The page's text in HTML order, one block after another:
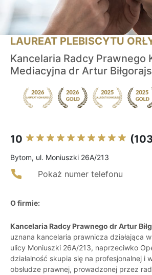
LAUREAT PLEBISCYTU
Kancelaria Radcy Prawnego
Mediacyjna dr Artur
10
Bytom, ul. Moniuszki 26A/213
Pokaż numer telefonu
O firmie:
Kancelaria Radcy Prawnego dr Artur
uznana kancelaria prawnicza działająca
ulicy Moniuszki 26A/213, naprzeciwko
działalność skupia się na profesjonalnej i
obsłudze prawnej, prowadzonej przez